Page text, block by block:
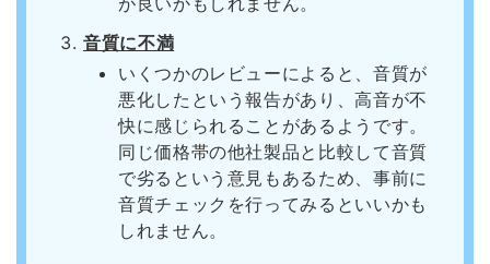
音質に不満
いくつかのレビューによると、音質が
悪化したという報告があり、高音が不
快に感じられることがあるようです。
同じ価格帯の他社製品と比較して音質
で劣るという意見もあるため、事前に
音質チェックを行ってみるといいかも
しれません。